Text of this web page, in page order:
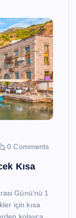
0 Comments
Kısa
Günü’nü 1
için kısa